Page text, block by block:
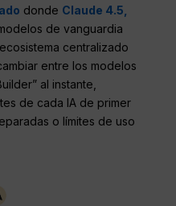
donde Claude 4.5,
de vanguardia
centralizado
entre los modelos
al instante,
de cada IA de primer
o límites de uso